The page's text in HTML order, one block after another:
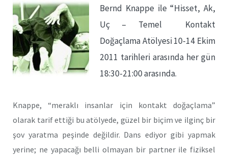
Bernd Knappe ile “Hisset, Ak,
Uç – Temel Kontakt
Doğaçlama Atölyesi 10-14 Ekim
2011 tarihleri arasında her gün
18:30-21:00 arasında.
Knappe, “meraklı insanlar için kontakt doğaçlama”
olarak tarif ettiği bu atölyede, güzel bir biçim ve ilginç bir
şov yaratma peşinde değildir. Dans ediyor gibi yapmak
yerine; ne yapacağı belli olmayan bir partner ile fiziksel